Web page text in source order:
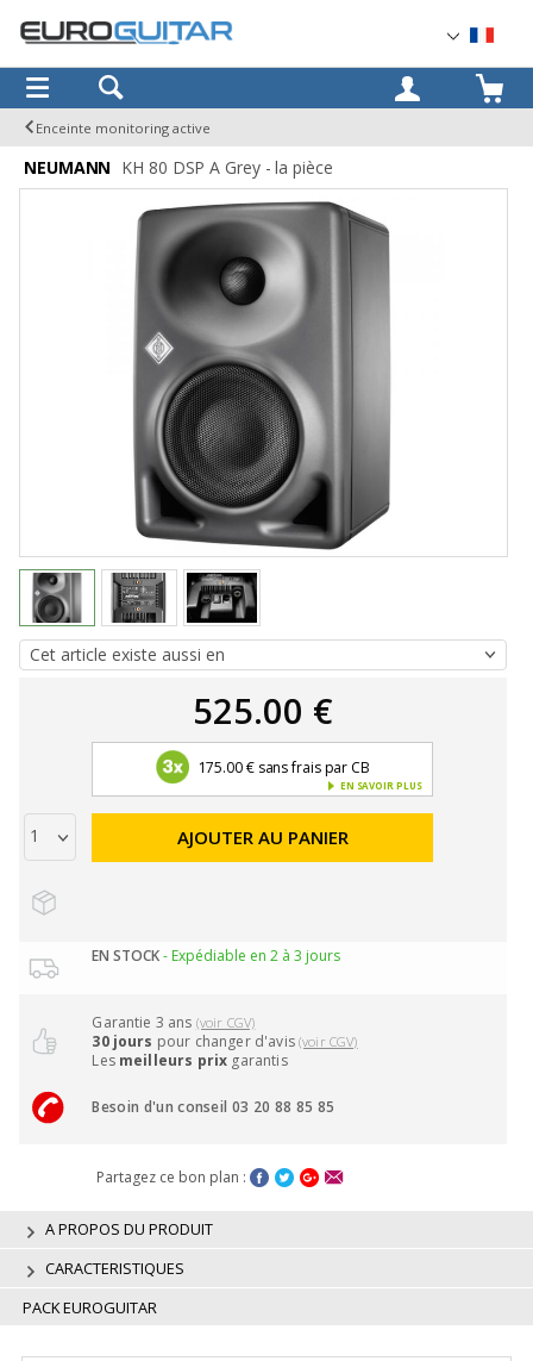
OK
Enceinte monitoring active
NEUMANN KH 80 DSP A Grey - la pièce
525.00 €
175.00 € sans frais par CB
EN SAVOIR PLUS
AJOUTER AU PANIER
EN STOCK- Expédiable en 2 à 3 jours
Garantie 3 ans (voir CGV)
30 jours pour changer d'avis(voir CGV)
Les meilleurs prix garantis
Besoin d'un conseil 03 20 88 85 85
Partagez ce bon plan :
A PROPOS DU PRODUIT
CARACTERISTIQUES
PACK EUROGUITAR